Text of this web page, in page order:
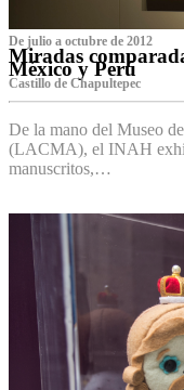
De julio a octubre de 2012
Miradas
México y Perú
Castillo de Chapultepec
De la mano del Museo
(LACMA), el INAH
manuscritos,…